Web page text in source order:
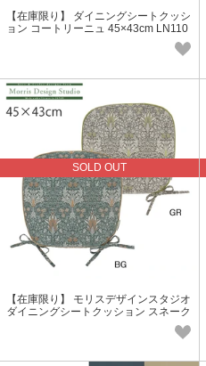
【在庫限り】 ダイニングシートクッシ
ョン コートリーニュ 45×43cm LN110
SOLD OUT
【在庫限り】 モリスデザインスタジオ
ダイニングシートクッション スネーク